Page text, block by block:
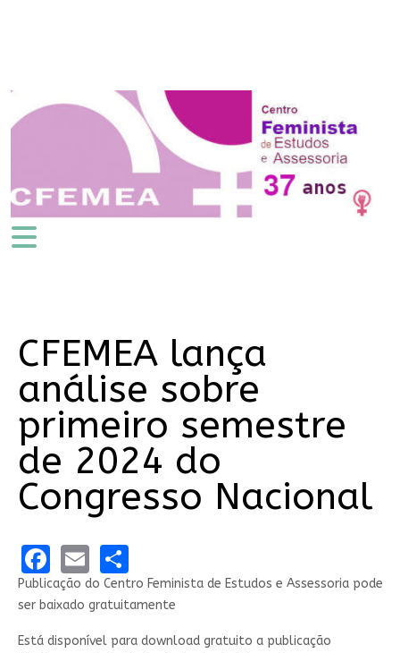
CFEMEA lança
análise sobre
primeiro semestre
de 2024 do
Congresso Nacional
Facebook
EmailShare
Publicação do Centro Feminista de Estudos e Assessoria pode
ser baixado gratuitamente
Está disponível para download gratuito a publicação